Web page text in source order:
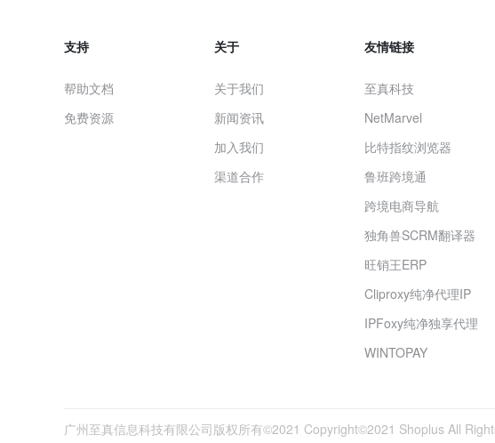
支持
帮助文档
免费资源
关于
关于我们
新闻资讯
加入我们
渠道合作
友情链接
至真科技
NetMarvel
比特指纹浏览器
鲁班跨境通
跨境电商导航
独角兽SCRM翻译器
旺销王ERP
Cliproxy纯净代理IP
IPFoxy纯净独享代理
WINTOPAY
广州至真信息科技有限公司版权所有©2021 Copyright©2021 Shoplus All